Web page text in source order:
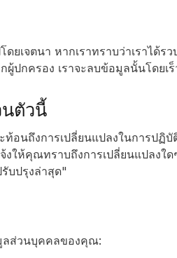
ยเจตนา หากเราทราบว่าเราได้
ปกครอง เราจะลบข้อมูลนั้นโดยเ
นตัวนี้
อนถึงการเปลี่ยนแปลงในการปฏิบั
ให้คุณทราบถึงการเปลี่ยนแปลงใ
บปรุงล่าสุด"
ลส่วนบุคคลของคุณ: